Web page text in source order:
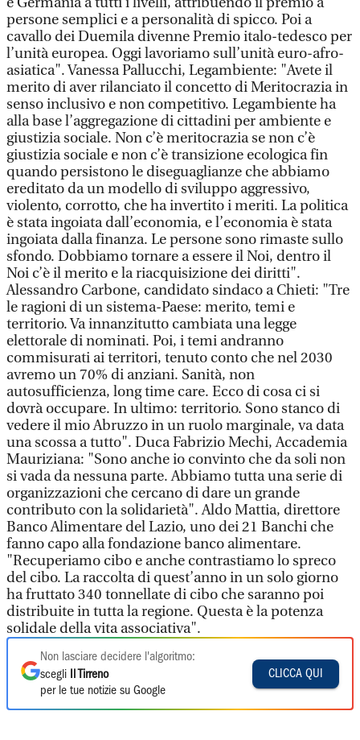
persone semplici e a personalità di spicco. Poi a
cavallo dei Duemila divenne Premio italo-tedesco per
l’unità europea. Oggi lavoriamo sull’unità euro-afro-
asiatica". Vanessa Pallucchi, Legambiente: "Avete il
merito di aver rilanciato il concetto di Meritocrazia in
senso inclusivo e non competitivo. Legambiente ha
alla base l’aggregazione di cittadini per ambiente e
giustizia sociale. Non c’è meritocrazia se non c’è
giustizia sociale e non c’è transizione ecologica fin
quando persistono le diseguaglianze che abbiamo
ereditato da un modello di sviluppo aggressivo,
violento, corrotto, che ha invertito i meriti. La politica
è stata ingoiata dall’economia, e l’economia è stata
ingoiata dalla finanza. Le persone sono rimaste sullo
sfondo. Dobbiamo tornare a essere il Noi, dentro il
Noi c’è il merito e la riacquisizione dei diritti".
Alessandro Carbone, candidato sindaco a Chieti: "Tre
le ragioni di un sistema-Paese: merito, temi e
territorio. Va innanzitutto cambiata una legge
elettorale di nominati. Poi, i temi andranno
commisurati ai territori, tenuto conto che nel 2030
avremo un 70% di anziani. Sanità, non
autosufficienza, long time care. Ecco di cosa ci si
dovrà occupare. In ultimo: territorio. Sono stanco di
vedere il mio Abruzzo in un ruolo marginale, va data
una scossa a tutto". Duca Fabrizio Mechi, Accademia
Mauriziana: "Sono anche io convinto che da soli non
si vada da nessuna parte. Abbiamo tutta una serie di
organizzazioni che cercano di dare un grande
contributo con la solidarietà". Aldo Mattia, direttore
Banco Alimentare del Lazio, uno dei 21 Banchi che
fanno capo alla fondazione banco alimentare.
"Recuperiamo cibo e anche contrastiamo lo spreco
del cibo. La raccolta di quest’anno in un solo giorno
ha fruttato 340 tonnellate di cibo che saranno poi
distribuite in tutta la regione. Questa è la potenza
solidale della vita associativa".
Non lasciare decidere l'algoritmo:
scegli
Il Tirreno
per le tue notizie su Google
CLICCA QUI